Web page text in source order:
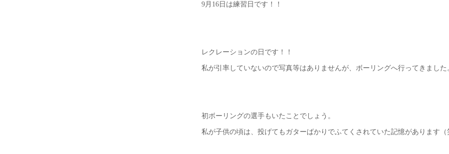
9月16日は練習日です！！
レクレーションの日です！！
私が引率していないので写真等はありませんが、ボーリングへ行ってきました
初ボーリングの選手もいたことでしょう。
私が子供の頃は、投げてもガターばかりでふてくされていた記憶があります（